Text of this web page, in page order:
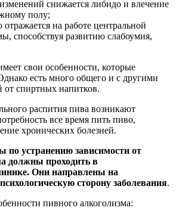
снижается либидо и влечение
полу;
на работе центральной
способствуя развитию слабоумия,
свои особенности, которые
есть много общего и с другими
от спиртных напитков.
распития пива возникают
все время пить пиво,
хронических болезней.
по устранению зависимости от
должны проходить в
Они направлены на
сторону заболевания.
пивного алкоголизма: